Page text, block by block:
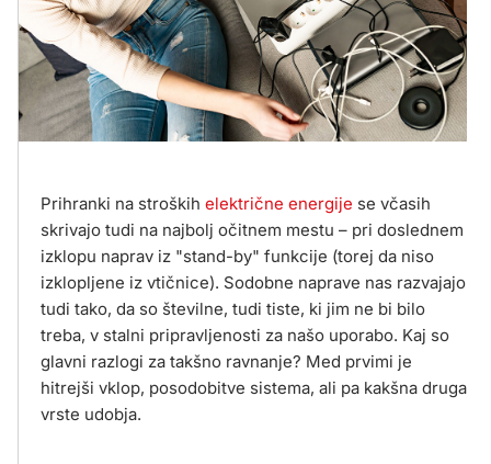
Prihranki na stroških električne energije se včasih
skrivajo tudi na najbolj očitnem mestu – pri doslednem
izklopu naprav iz "stand-by" funkcije (torej da niso
izklopljene iz vtičnice). Sodobne naprave nas razvajajo
tudi tako, da so številne, tudi tiste, ki jim ne bi bilo
treba, v stalni pripravljenosti za našo uporabo. Kaj so
glavni razlogi za takšno ravnanje? Med prvimi je
hitrejši vklop, posodobitve sistema, ali pa kakšna druga
vrste udobja.